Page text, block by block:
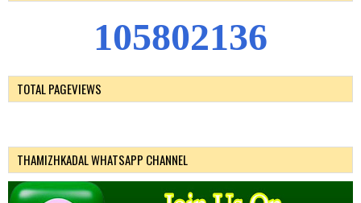
105802136
TOTAL PAGEVIEWS
THAMIZHKADAL WHATSAPP CHANNEL